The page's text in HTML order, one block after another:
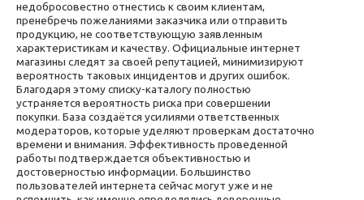
недобросовестно отнестись к своим клиентам,
пренебречь пожеланиями заказчика или отправить
продукцию, не соответствующую заявленным
характеристикам и качеству. Официальные интернет
магазины следят за своей репутацией, минимизируют
вероятность таковых инцидентов и других ошибок.
Благодаря этому списку-каталогу полностью
устраняется вероятность риска при совершении
покупки. База создаётся усилиями ответственных
модераторов, которые уделяют проверкам достаточно
времени и внимания. Эффективность проведенной
работы подтверждается объективностью и
достоверностью информации. Большинство
пользователей интернета сейчас могут уже и не